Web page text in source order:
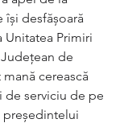
își desfășoară
Unitatea Primiri
de
cerească
de serviciu de pe
președintelui